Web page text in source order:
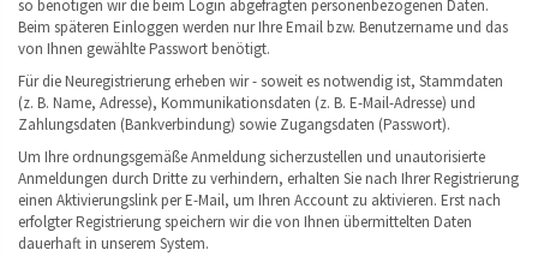
so benötigen wir die beim Login abgefragten personenbezogenen Daten.
Beim späteren Einloggen werden nur Ihre Email bzw. Benutzername und das
von Ihnen gewählte Passwort benötigt.
Für die Neuregistrierung erheben wir - soweit es notwendig ist, Stammdaten
(z. B. Name, Adresse), Kommunikationsdaten (z. B. E-Mail-Adresse) und
Zahlungsdaten (Bankverbindung) sowie Zugangsdaten (Passwort).
Um Ihre ordnungsgemäße Anmeldung sicherzustellen und unautorisierte
Anmeldungen durch Dritte zu verhindern, erhalten Sie nach Ihrer Registrierung
einen Aktivierungslink per E-Mail, um Ihren Account zu aktivieren. Erst nach
erfolgter Registrierung speichern wir die von Ihnen übermittelten Daten
dauerhaft in unserem System.